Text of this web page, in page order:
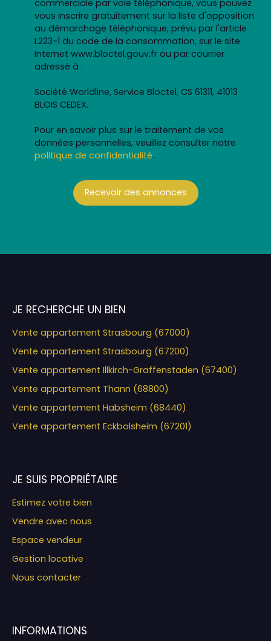
commerciale par voie téléphonique, vous pouvez
vous inscrire gratuitement sur la liste d'opposition
au démarchage téléphonique, prévu par l'article
L223-1 du code de la consommation, sur le site
Internet www.bloctel.gouv.fr ou par courrier
adressé à :
Société Worldline, Service Bloctel, CS 61311, 41013
BLOIS CEDEX.
Pour en savoir plus sur le traitement de vos
données personnelles, veuillez consulter notre
politique de confidentialité.
Recevoir des annonces
JE RECHERCHE UN BIEN
Vente appartement Strasbourg (67000)
Vente appartement Strasbourg (67200)
Vente appartement Illkirch-Graffenstaden (67400)
Vente appartement Thann (68800)
Vente appartement Habsheim (68440)
Vente appartement Eckbolsheim (67201)
JE SUIS PROPRIÉTAIRE
Estimez votre bien
Vendre avec nous
Espace vendeur
Gestion locative
Nous contacter
INFORMATIONS